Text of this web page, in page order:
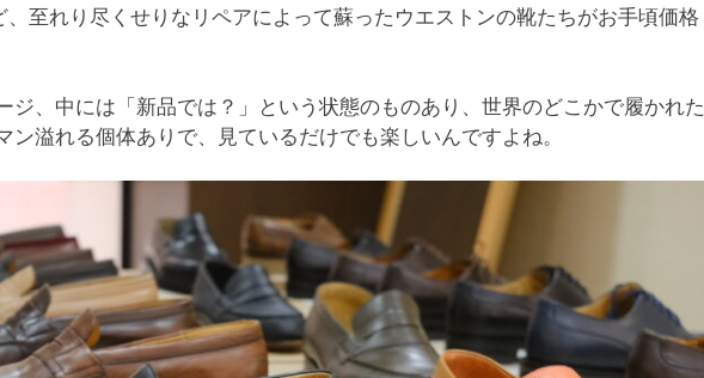
至れり尽くせりなリペアによって蘇ったウエストンの靴たちがお手頃価格
ジ、中には「新品では？」という状態のものあり、世界のどこかで履かれた
ン溢れる個体ありで、見ているだけでも楽しいんですよね。